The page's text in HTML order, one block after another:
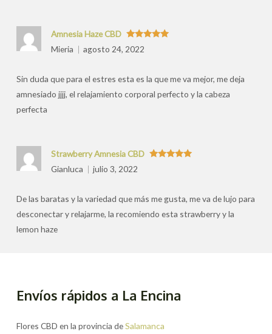
Valorado
con5
Amnesia Haze CBD
Mieria
agosto 24, 2022
Sin duda que para el estres esta es la que me va mejor, me deja
amnesiado jjjj, el relajamiento corporal perfecto y la cabeza
perfecta
Strawberry Amnesia CBD
Gianluca
julio 3, 2022
De las baratas y la variedad que más me gusta, me va de lujo para
desconectar y relajarme, la recomiendo esta strawberry y la
lemon haze
Envíos rápidos a La Encina
Flores CBD en la provincia deSalamanca